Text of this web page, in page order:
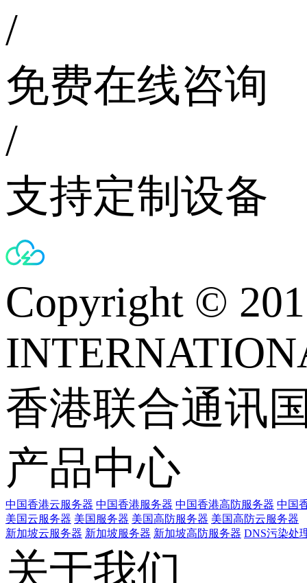
/
免费在线咨询
/
支持定制设备
Copyright ©
香港联合通讯
产品中心
中国香港云服务器 中国香港服务器 中国香港高防服务器 中国
美国云服务器 美国服务器 美国高防服务器 美国高防云服务器
新加坡云服务器 新加坡服务器 新加坡高防服务器 DNS污染处
关于我们